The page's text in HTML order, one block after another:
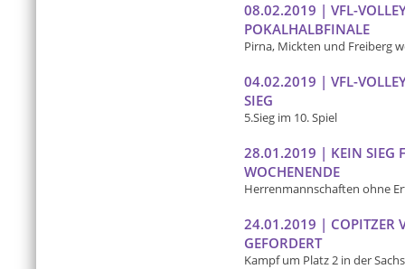
08.02.2019 | VFL-
POKALHALBFINALE
Pirna, Mickten und Freiberg
04.02.2019 | VFL-
SIEG
5.Sieg im 10. Spiel
28.01.2019 | KEIN SIEG
WOCHENENDE
Herrenmannschaften ohne
24.01.2019 | COPITZER
GEFORDERT
Kampf um Platz 2 in der